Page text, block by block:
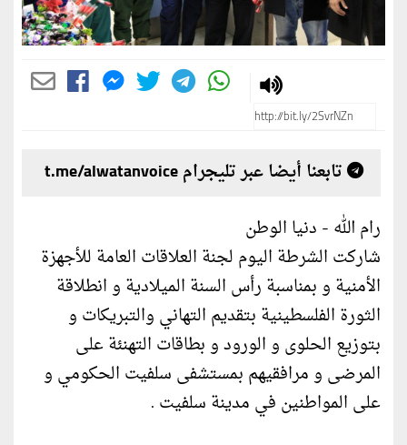
تابعنا أيضا عبر تليجرام t.me/alwatanvoice
رام الله - دنيا الوطن
شاركت الشرطة الیوم لجنة العلاقات العامة للأجهزة
الأمنیة و بمناسبة رأس السنة الميلادية و انطلاقة
الثورة الفلسطينية بتقدیم التهاني والتبریكات و
بتوزیع الحلوى و الورود و بطاقات التهنئة على
المرضى و مرافقيهم بمستشفى سلفیت الحكومي و
على المواطنین في مدینة سلفیت .